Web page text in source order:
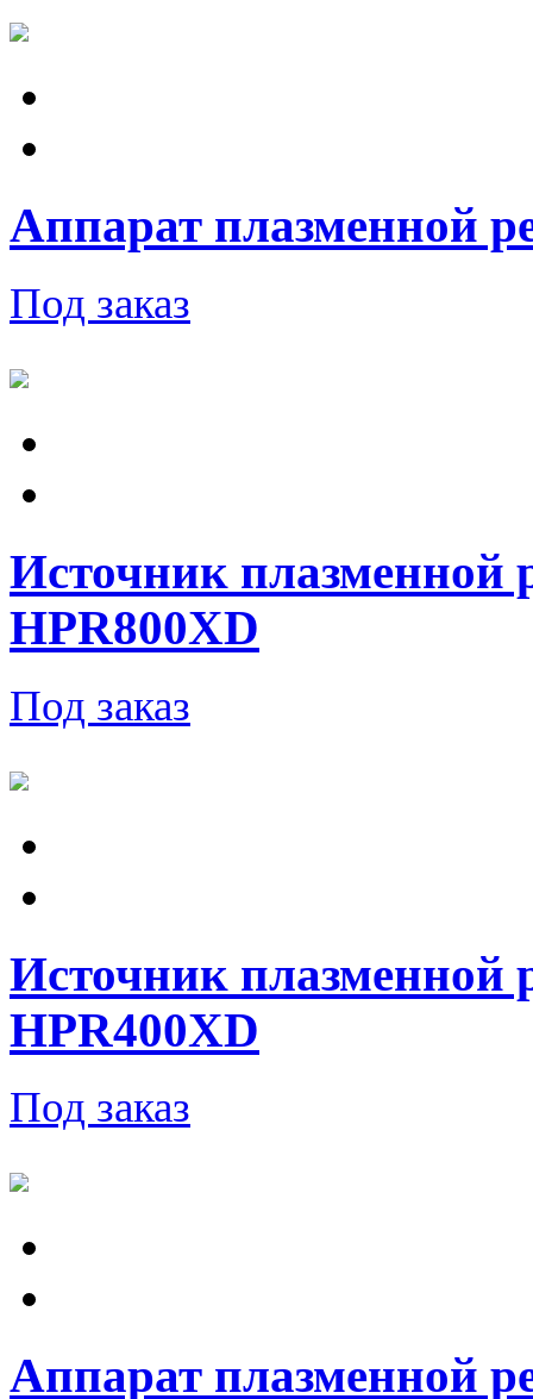
Аппарат плазменной
Под заказ
Источник плазменной
HPR800XD
Под заказ
Источник плазменной
HPR400XD
Под заказ
Аппарат плазменной